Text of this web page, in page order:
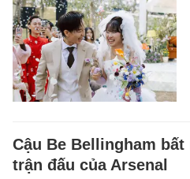
Cậu Be Bellingham
trận đấu của Arsenal